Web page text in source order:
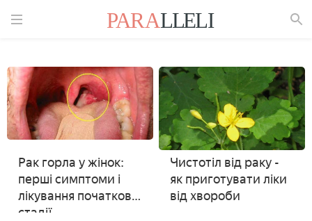
Рак горла у жінок:
перші симптоми і
лікування початкової
стадії
Чистотіл від раку -
як приготувати ліки
від хвороби